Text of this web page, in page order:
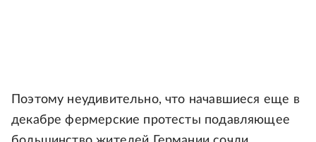
Поэтому неудивительно, что начавшиеся еще в
декабре фермерские протесты подавляющее